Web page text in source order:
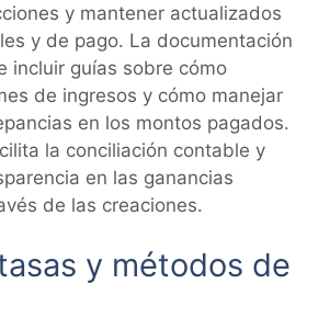
y mantener actualizados
y de pago. La documentación
incluir guías sobre cómo
de ingresos y cómo manejar
en los montos pagados.
la conciliación contable y
en las ganancias
de las creaciones.
y métodos de